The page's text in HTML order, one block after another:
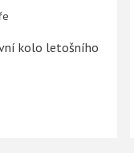
kolo letošního